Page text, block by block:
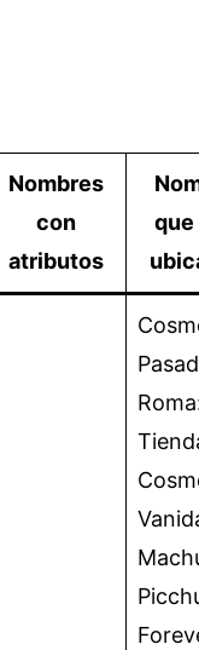
Nombres
con
atributos
que